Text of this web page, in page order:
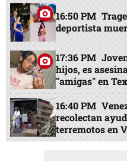
16:50 PM
deportista
17:36 PM
hijos, es
"amigas" en
16:40 PM
recolectan
terremotos en